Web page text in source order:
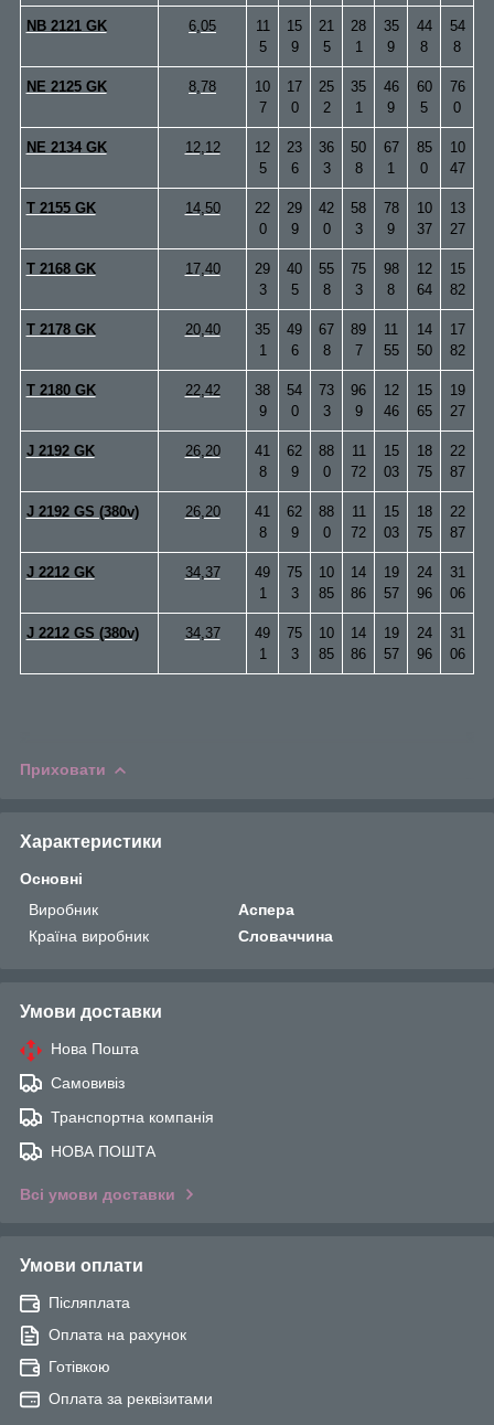
NB 2121 GK 6,05
11
5
15
9
21
5
28
1
35
9
44
8
54
8
NE 2125 GK 8,78
10
7
17
0
25
2
35
1
46
9
60
5
76
0
NE 2134 GK 12,12
12
5
23
6
36
3
50
8
67
1
85
0
10
47
T 2155 GK 14,50
22
0
29
9
42
0
58
3
78
9
10
37
13
27
T 2168 GK 17,40
29
3
40
5
55
8
75
3
98
8
12
64
15
82
T 2178 GK 20,40
35
1
49
6
67
8
89
7
11
55
14
50
17
82
T 2180 GK 22,42
38
9
54
0
73
3
96
9
12
46
15
65
19
27
J 2192 GK 26,20
41
8
62
9
88
0
11
72
15
03
18
75
22
87
J 2192 GS (380v) 26,20
41
8
62
9
88
0
11
72
15
03
18
75
22
87
J 2212 GK 34,37
49
1
75
3
10
85
14
86
19
57
24
96
31
06
J 2212 GS (380v) 34,37
49
1
75
3
10
85
14
86
19
57
24
96
31
06
Приховати
Характеристики
Основні
Виробник
Аспера
Країна виробник
Словаччина
Умови доставки
Нова Пошта
Самовивіз
Транспортна компанія
НОВА ПОШТА
Всі умови доставки
Умови оплати
Післяплата
Оплата на рахунок
Готівкою
Оплата за реквізитами